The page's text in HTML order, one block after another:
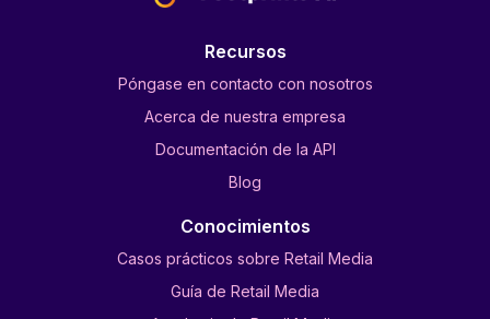
Recursos
Póngase en contacto con nosotros
Acerca de nuestra empresa
Documentación de la API
Blog
Conocimientos
Casos prácticos sobre Retail Media
Guía de Retail Media